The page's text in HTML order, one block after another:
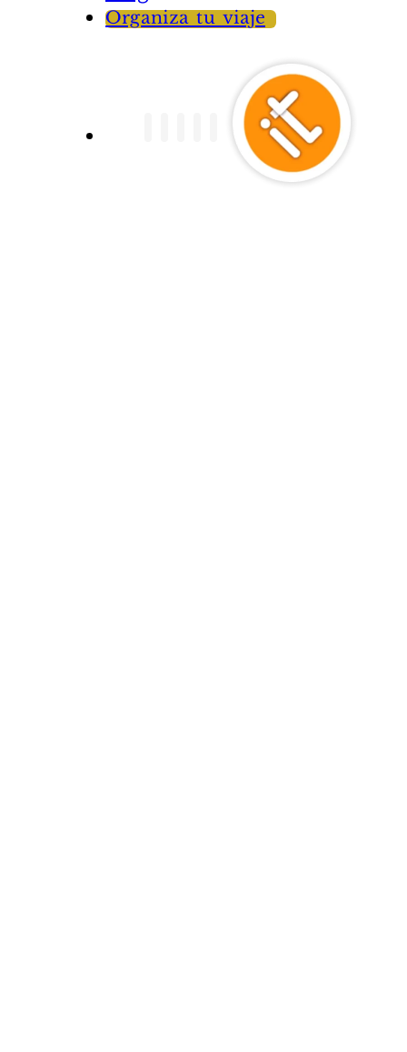
Organiza tu viaje